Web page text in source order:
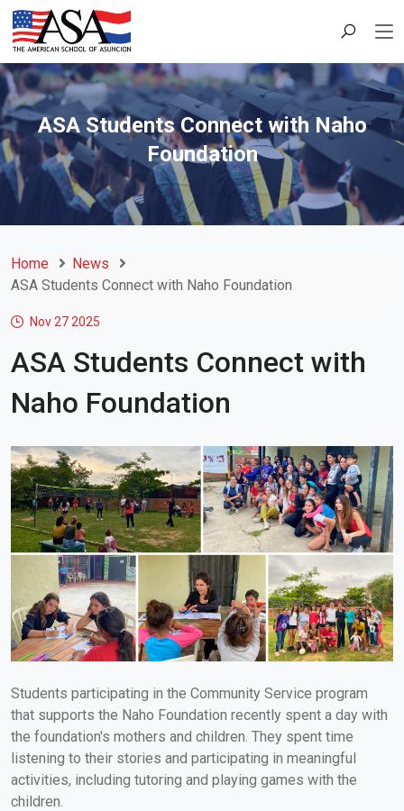
ASA Students Connect with Naho
Foundation
Home
News
ASA Students Connect with Naho Foundation
Nov 272025
ASA Students Connect with
Naho Foundation
Students participating in the Community Service program
that supports the Naho Foundation recently spent a day with
the foundation's mothers and children. They spent time
listening to their stories and participating in meaningful
activities, including tutoring and playing games with the
children.